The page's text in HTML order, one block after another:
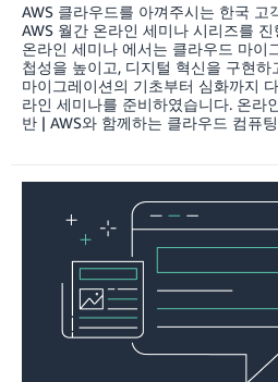
AWS 클라우드를 아껴주시는 한국 고
AWS 월간 온라인 세미나 시리즈를
온라인 세미나 에서는 클라우드 마이
첩성을 높이고, 디지털 혁신을 구현
마이그레이션의 기초부터 심화까지
라인 세미나를 준비하였습니다. 온라
반 | AWS와 함께하는 클라우드 컴퓨